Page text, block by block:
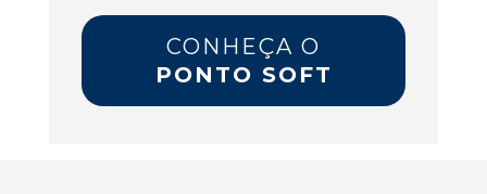
CONHEÇA O
PONTO SOFT